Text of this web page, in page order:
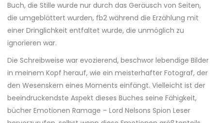
Buch, die Stille wurde nur durch das Geräusch von Seiten,
die umgeblättert wurden, fb2 während die Erzählung mit
einer Dringlichkeit entfaltet wurde, die unmöglich zu
ignorieren war.
Die Schreibweise war evozierend, beschwor lebendige Bilder
in meinem Kopf herauf, wie ein meisterhafter Fotograf, der
den Wesenskern eines Moments einfängt. Vielleicht ist der
beeindruckendste Aspekt dieses Buches seine Fähigkeit,
bücher Emotionen Ramage – Lord Nelsons Spion Leser